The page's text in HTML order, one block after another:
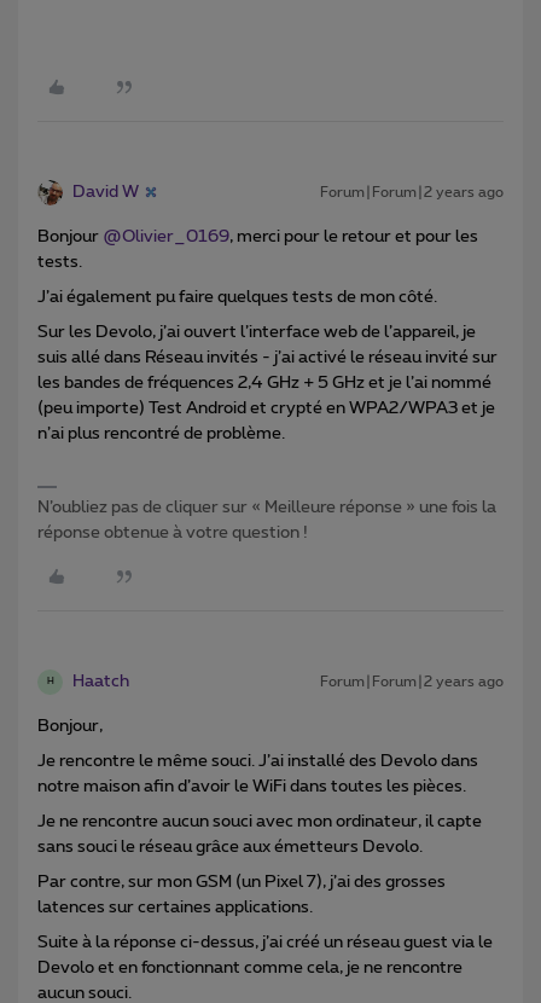
David W Forum|Forum|2 years ago
Bonjour @Olivier_0169, merci pour le retour et pour les
tests.
J’ai également pu faire quelques tests de mon côté.
Sur les Devolo, j’ai ouvert l’interface web de l’appareil, je
suis allé dans Réseau invités - j’ai activé le réseau invité sur
les bandes de fréquences 2,4 GHz + 5 GHz et je l’ai nommé
(peu importe) Test Android et crypté en WPA2/WPA3 et je
n’ai plus rencontré de problème.
N’oubliez pas de cliquer sur « Meilleure réponse » une fois la
réponse obtenue à votre question !
H Haatch Forum|Forum|2 years ago
Bonjour,
Je rencontre le même souci. J’ai installé des Devolo dans
notre maison afin d’avoir le WiFi dans toutes les pièces.
Je ne rencontre aucun souci avec mon ordinateur, il capte
sans souci le réseau grâce aux émetteurs Devolo.
Par contre, sur mon GSM (un Pixel 7), j’ai des grosses
latences sur certaines applications.
Suite à la réponse ci-dessus, j’ai créé un réseau guest via le
Devolo et en fonctionnant comme cela, je ne rencontre
aucun souci.